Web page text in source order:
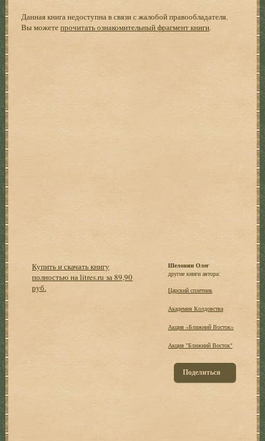
Данная книга недоступна в связи с жалобой правообладателя.
Вы можетепрочитать ознакомительный фрагмент книги.
Купить и скачать книгу
полностью на litres.ru за 89,90
руб.
Шелонин Олег
другие книги автора:
Царский сплетник
Академия Колдовства
Акция «Ближний Восток»
Акция "Ближний Восток"
Поделиться